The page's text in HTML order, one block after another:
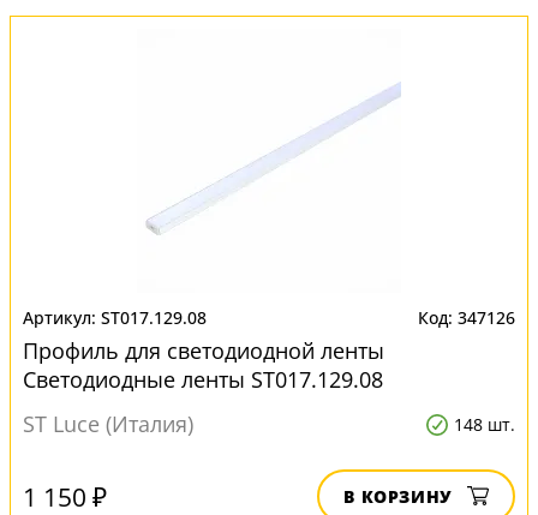
ST017.129.08 347126
Профиль для светодиодной ленты
Светодиодные ленты ST017.129.08
ST Luce (Италия)
148 шт.
1 150 ₽ В КОРЗИНУ